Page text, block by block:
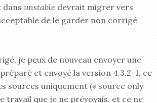
dans unstable devrait migrer vers
de le garder non corrigé
je peux de nouveau envoyer une
et envoyé la version 4.3.2-1, ce
sources uniquement (« source only
travail que je ne prévoyais, et ce ne